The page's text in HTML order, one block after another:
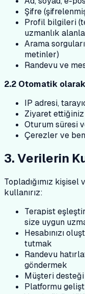
Şifre
Profil bilgileri
uzmanlık
Arama
metinler)
Randevu ve
2.2 Otomatik
IP adresi,
Ziyaret ettiğiniz
Oturum süresi
Çerezler ve
3. Verilerin
Topladığımız
kullanırız:
Terapist
size uygun
Hesabınızı
tutmak
Randevu
göndermek
Müşteri
Platformu